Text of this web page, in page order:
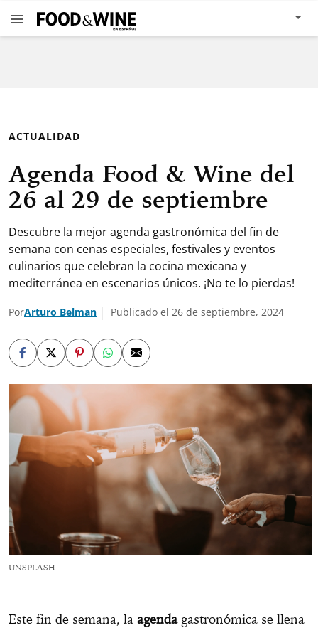
ACTUALIDAD
Agenda Food & Wine del
26 al 29 de septiembre
Descubre la mejor agenda gastronómica del fin de
semana con cenas especiales, festivales y eventos
culinarios que celebran la cocina mexicana y
mediterránea en escenarios únicos. ¡No te lo pierdas!
PorArturo Belman Publicado el 26 de septiembre, 2024
UNSPLASH
Este fin de semana, la agendagastronómica se llena